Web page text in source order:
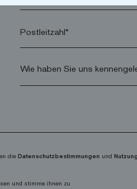
Postleitzahl*
die Datenschutzbestimmungen und
und stimme ihnen zu